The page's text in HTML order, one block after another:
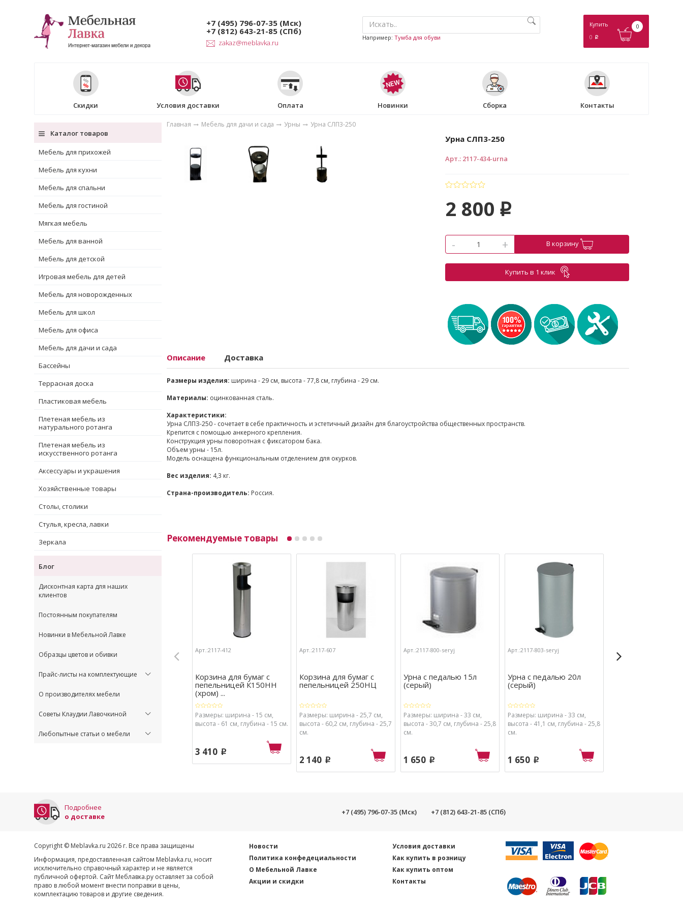
+7 (495) 796-07-35 (Мск)
+7 (812) 643-21-85 (СПб)
zakaz@meblavka.ru
Например: Тумба для обуви
Купить
0 p
0
Скидки Условия доставки Оплата Новинки Сборка Контакты
Каталог товаров
Мебель для прихожей
Мебель для кухни
Мебель для спальни
Мебель для гостиной
Мягкая мебель
Мебель для ванной
Мебель для детской
Игровая мебель для детей
Мебель для новорожденных
Мебель для школ
Мебель для офиса
Мебель для дачи и сада
Бассейны
Террасная доска
Пластиковая мебель
Плетеная мебель из
натурального ротанга
Плетеная мебель из
искусственного ротанга
Аксессуары и украшения
Хозяйственные товары
Столы, столики
Стулья, кресла, лавки
Зеркала
Блог
Дисконтная карта для наших
клиентов
Постоянным покупателям
Новинки в Мебельной Лавке
Образцы цветов и обивки
Прайс-листы на комплектующие
О производителях мебели
Советы Клаудии Лавочкиной
Любопытные статьи о мебели
Главная Мебель для дачи и сада Урны Урна СЛП3-250
Урна СЛП3-250
Арт.: 2117-434-urna
2 800 p
- + В корзину
Купить в 1 клик
Описание Доставка
Размеры изделия: ширина - 29 см, высота - 77,8 см, глубина - 29 см.
Материалы: оцинкованная сталь.
Характеристики:
Урна СЛПЗ-250 - сочетает в себе практичность и эстетичный дизайн для благоустройства общественных пространств.
Крепится с помощью анкерного крепления.
Конструкция урны поворотная с фиксатором бака.
Объем урны - 15л.
Модель оснащена функциональным отделением для окурков.
Вес изделия: 4,3 кг.
Страна-производитель: Россия.
Рекомендуемые товары
Арт.:2117-412
Корзина для бумаг с
пепельницей К150НН
(хром) ...
Размеры: ширина - 15 см,
высота - 61 см, глубина - 15 см.
3 410 p
Арт.:2117-607
Корзина для бумаг с
пепельницей 250НЦ
Размеры: ширина - 25,7 см,
высота - 60,2 см, глубина - 25,7
см.
2 140 p
Арт.:2117-800-seryj
Урна с педалью 15л
(серый)
Размеры: ширина - 33 см,
высота - 30,7 см, глубина - 25,8
см.
1 650 p
Арт.:2117-803-seryj
Урна с педалью 20л
(серый)
Размеры: ширина - 33 см,
высота - 41,1 см, глубина - 25,8
см.
1 650 p
Подробнее
о доставке
+7 (495) 796-07-35 (Мск) +7 (812) 643-21-85 (СПб)
Copyright © Meblavka.ru 2026 г. Все права защищены
Информация, предоставленная сайтом Meblavka.ru, носит
исключительно справочный характер и не является
публичной офертой. Сайт Меблавка.ру оставляет за собой
право в любой момент внести поправки в цены,
комплектацию товаров и другие сведения.
Новости
Политика конфедециальности
О Мебельной Лавке
Акции и скидки
Условия доставки
Как купить в розницу
Как купить оптом
Контакты